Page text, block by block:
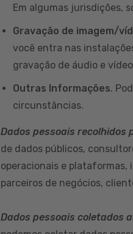
Em algumas jurisdições,
Gravação de imagem/
você entra nas
gravação de áudio e
Outras Informações.
circunstâncias.
Dados pessoais recolhidos
de dados públicos,
operacionais e plataformas,
parceiros de negócios,
Dados pessoais coletados